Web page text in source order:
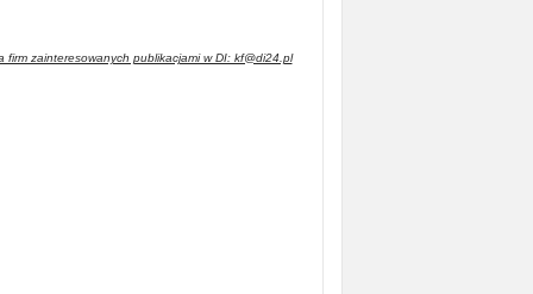
zainteresowanych publikacjami w DI: kf@di24.pl